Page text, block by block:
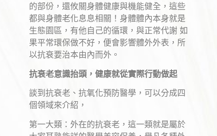
的部份，還攸關身體健康與機能健全，這些
都與身體老化息息相關！身體體內本身就是
生態園區，有他自己的循環，與正常代謝 如
果平常環保做不好，便會影響體外外表，所
以抗衰要治本由內而外。
抗衰老意識抬頭，健康就從實際行動做起
談到抗衰老、抗氧化預防醫學，可以分成四
個領域來介紹，
第一大類：外在的抗衰老，這一類就是屬於